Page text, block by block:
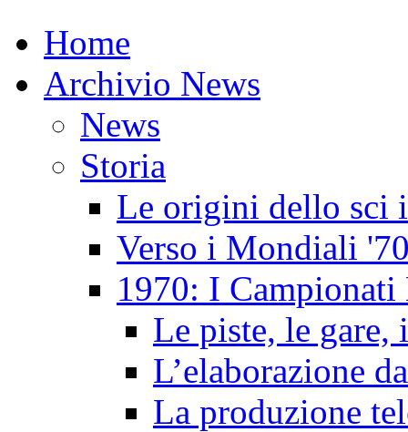
Home
Archivio News
News
Storia
Le origini dello sci
Verso i Mondiali
1970: I
Le piste, le
L’elaborazione
La produzione